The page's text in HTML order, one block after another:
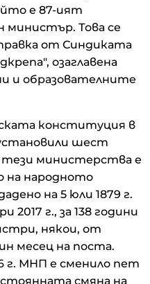
е 87-ият
министър. Това се
от Синдиката
озаглавена
и образователните
конституция в
шест
министерства е
на народното
на 5 юли 1879 г.
2017 г., за 138 години
някои, от
месец на поста.
г. МНП е сменило пет
смяна на